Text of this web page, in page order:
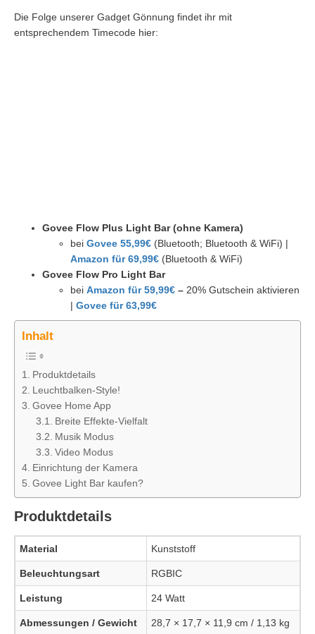
Die Folge unserer Gadget Gönnung findet ihr mit
entsprechendem Timecode hier:
Govee Flow Plus Light Bar (ohne Kamera)
bei Govee 55,99€ (Bluetooth; Bluetooth & WiFi) |
Amazon für 69,99€ (Bluetooth & WiFi)
Govee Flow Pro Light Bar
bei Amazon für 59,99€ – 20% Gutschein aktivieren
| Govee für 63,99€
Inhalt
Produktdetails
Leuchtbalken-Style!
Govee Home App
Breite Effekte-Vielfalt
Musik Modus
Video Modus
Einrichtung der Kamera
Govee Light Bar kaufen?
Produktdetails
Material Kunststoff
Beleuchtungsart RGBIC
Leistung 24 Watt
Abmessungen / Gewicht 28,7 × 17,7 × 11,9 cm / 1,13 kg